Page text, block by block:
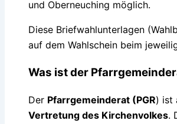
und Oberneuching möglich.
Diese Briefwahlunterlagen
auf dem Wahlschein beim
Was ist der
Der Pfarrgemeinderat (PGR) ist
Vertretung des Kirchenvolkes.